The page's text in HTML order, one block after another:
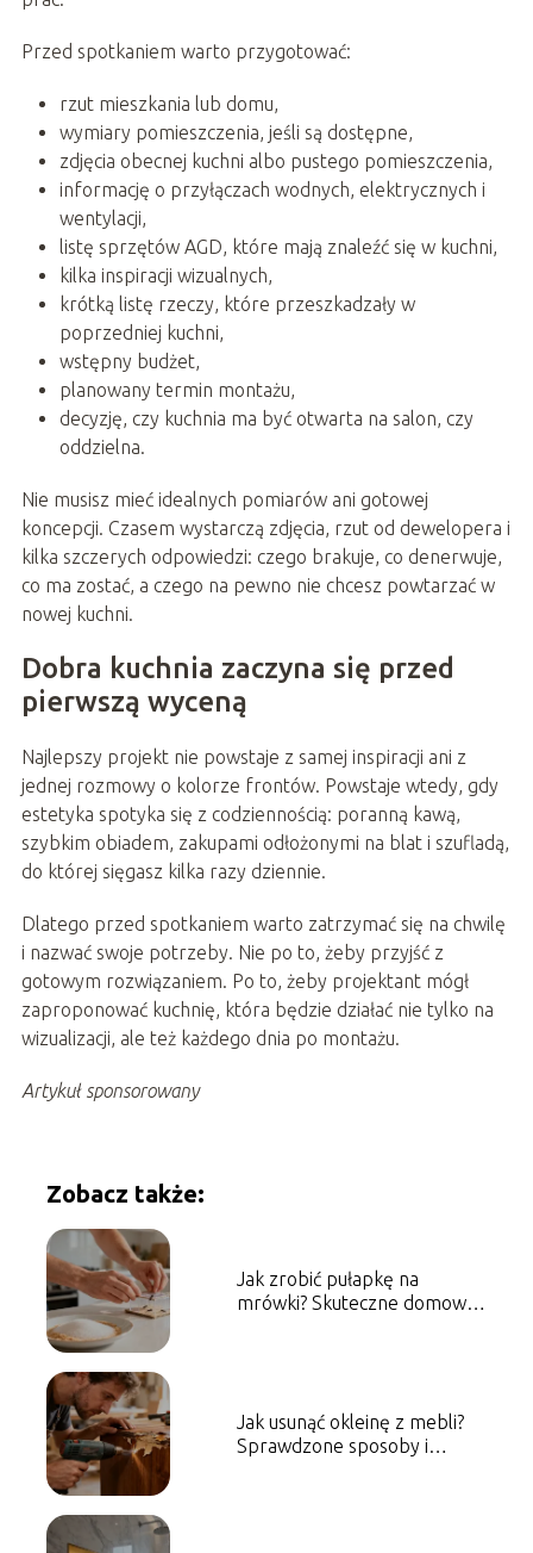
Przed spotkaniem warto przygotować:
rzut mieszkania lub domu,
wymiary pomieszczenia, jeśli są dostępne,
zdjęcia obecnej kuchni albo pustego pomieszczenia,
informację o przyłączach wodnych, elektrycznych i
wentylacji,
listę sprzętów AGD, które mają znaleźć się w kuchni,
kilka inspiracji wizualnych,
krótką listę rzeczy, które przeszkadzały w
poprzedniej kuchni,
wstępny budżet,
planowany termin montażu,
decyzję, czy kuchnia ma być otwarta na salon, czy
oddzielna.
Nie musisz mieć idealnych pomiarów ani gotowej
koncepcji. Czasem wystarczą zdjęcia, rzut od dewelopera i
kilka szczerych odpowiedzi: czego brakuje, co denerwuje,
co ma zostać, a czego na pewno nie chcesz powtarzać w
nowej kuchni.
Dobra kuchnia zaczyna się przed
pierwszą wyceną
Najlepszy projekt nie powstaje z samej inspiracji ani z
jednej rozmowy o kolorze frontów. Powstaje wtedy, gdy
estetyka spotyka się z codziennością: poranną kawą,
szybkim obiadem, zakupami odłożonymi na blat i szufladą,
do której sięgasz kilka razy dziennie.
Dlatego przed spotkaniem warto zatrzymać się na chwilę
i nazwać swoje potrzeby. Nie po to, żeby przyjść z
gotowym rozwiązaniem. Po to, żeby projektant mógł
zaproponować kuchnię, która będzie działać nie tylko na
wizualizacji, ale też każdego dnia po montażu.
Artykuł sponsorowany
Zobacz także:
Jak zrobić pułapkę na
mrówki? Skuteczne domowe
Jak usunąć okleinę z mebli?
Sprawdzone sposoby i